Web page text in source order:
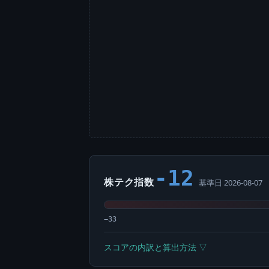
株テク指数 -12 基準日 2026-08-07
−33
スコアの内訳と算出方法 ▽